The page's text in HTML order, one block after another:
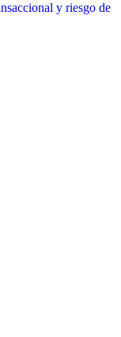
y riesgo de